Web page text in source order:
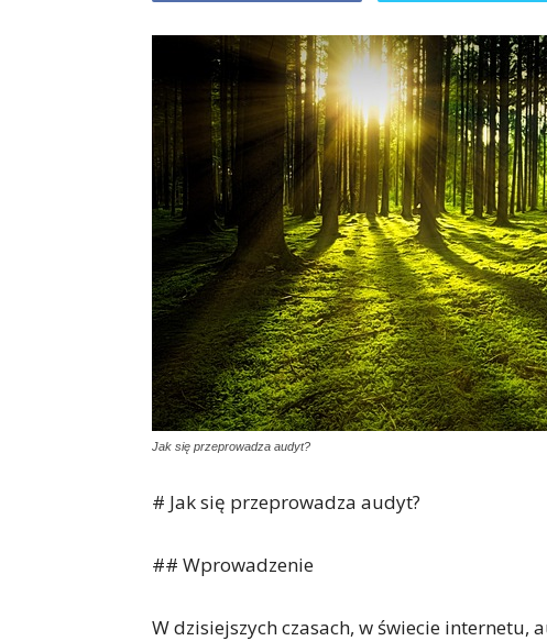
Jak się przeprowadza audyt?
# Jak się przeprowadza audyt?
## Wprowadzenie
W dzisiejszych czasach, w świecie internetu,